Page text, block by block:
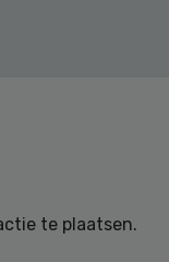
te plaatsen.